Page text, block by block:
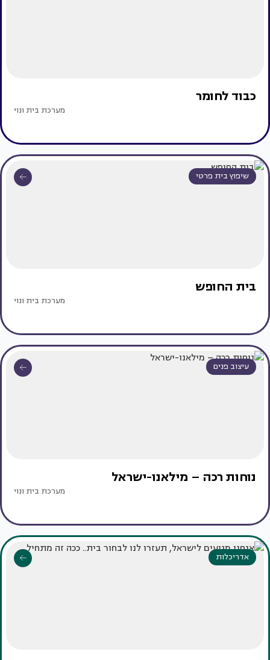
כבוד לחומר
מערכת בית ונוי
שיפוץ בית פרטי
בית החופש
מערכת בית ונוי
עיצוב פנים
נוחות רכה – מילאנו-ישראל
מערכת בית ונוי
אדריכלות